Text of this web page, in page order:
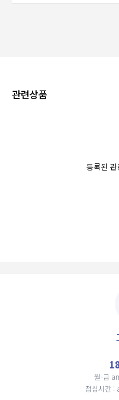
관련상품
등록된
월-금
점심시간 :